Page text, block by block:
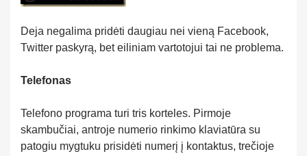
Deja negalima pridėti daugiau nei vieną Facebook,
Twitter paskyrą, bet eiliniam vartotojui tai ne problema.
Telefonas
Telefono programa turi tris korteles. Pirmoje
skambučiai, antroje numerio rinkimo klaviatūra su
patogiu mygtuku prisidėti numerį į kontaktus, trečioje